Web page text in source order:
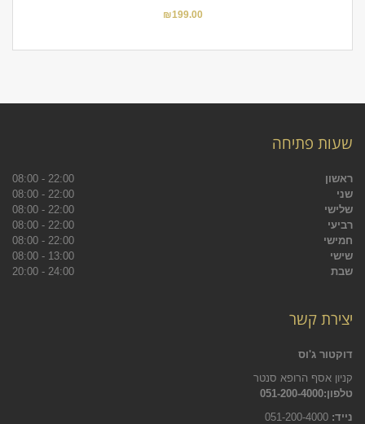
₪199.00
שעות פתיחה
ראשון
22:00 - 08:00
שני
22:00 - 08:00
שלישי
22:00 - 08:00
רביעי
22:00 - 08:00
חמישי
22:00 - 08:00
שישי
13:00 - 08:00
שבת
24:00 - 20:00
יצירת קשר
דוקטור ג'וס
קניון אסף הרופא סנטר
טלפון:051-200-4000
נייד: